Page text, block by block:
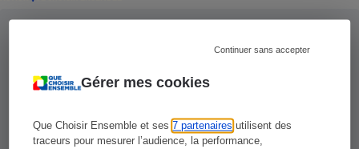
Gérer mes cookies
Que Choisir Ensemble et ses7 partenaires utilisent des
traceurs pour mesurer l’audience, la performance,
Continuer sans accepter